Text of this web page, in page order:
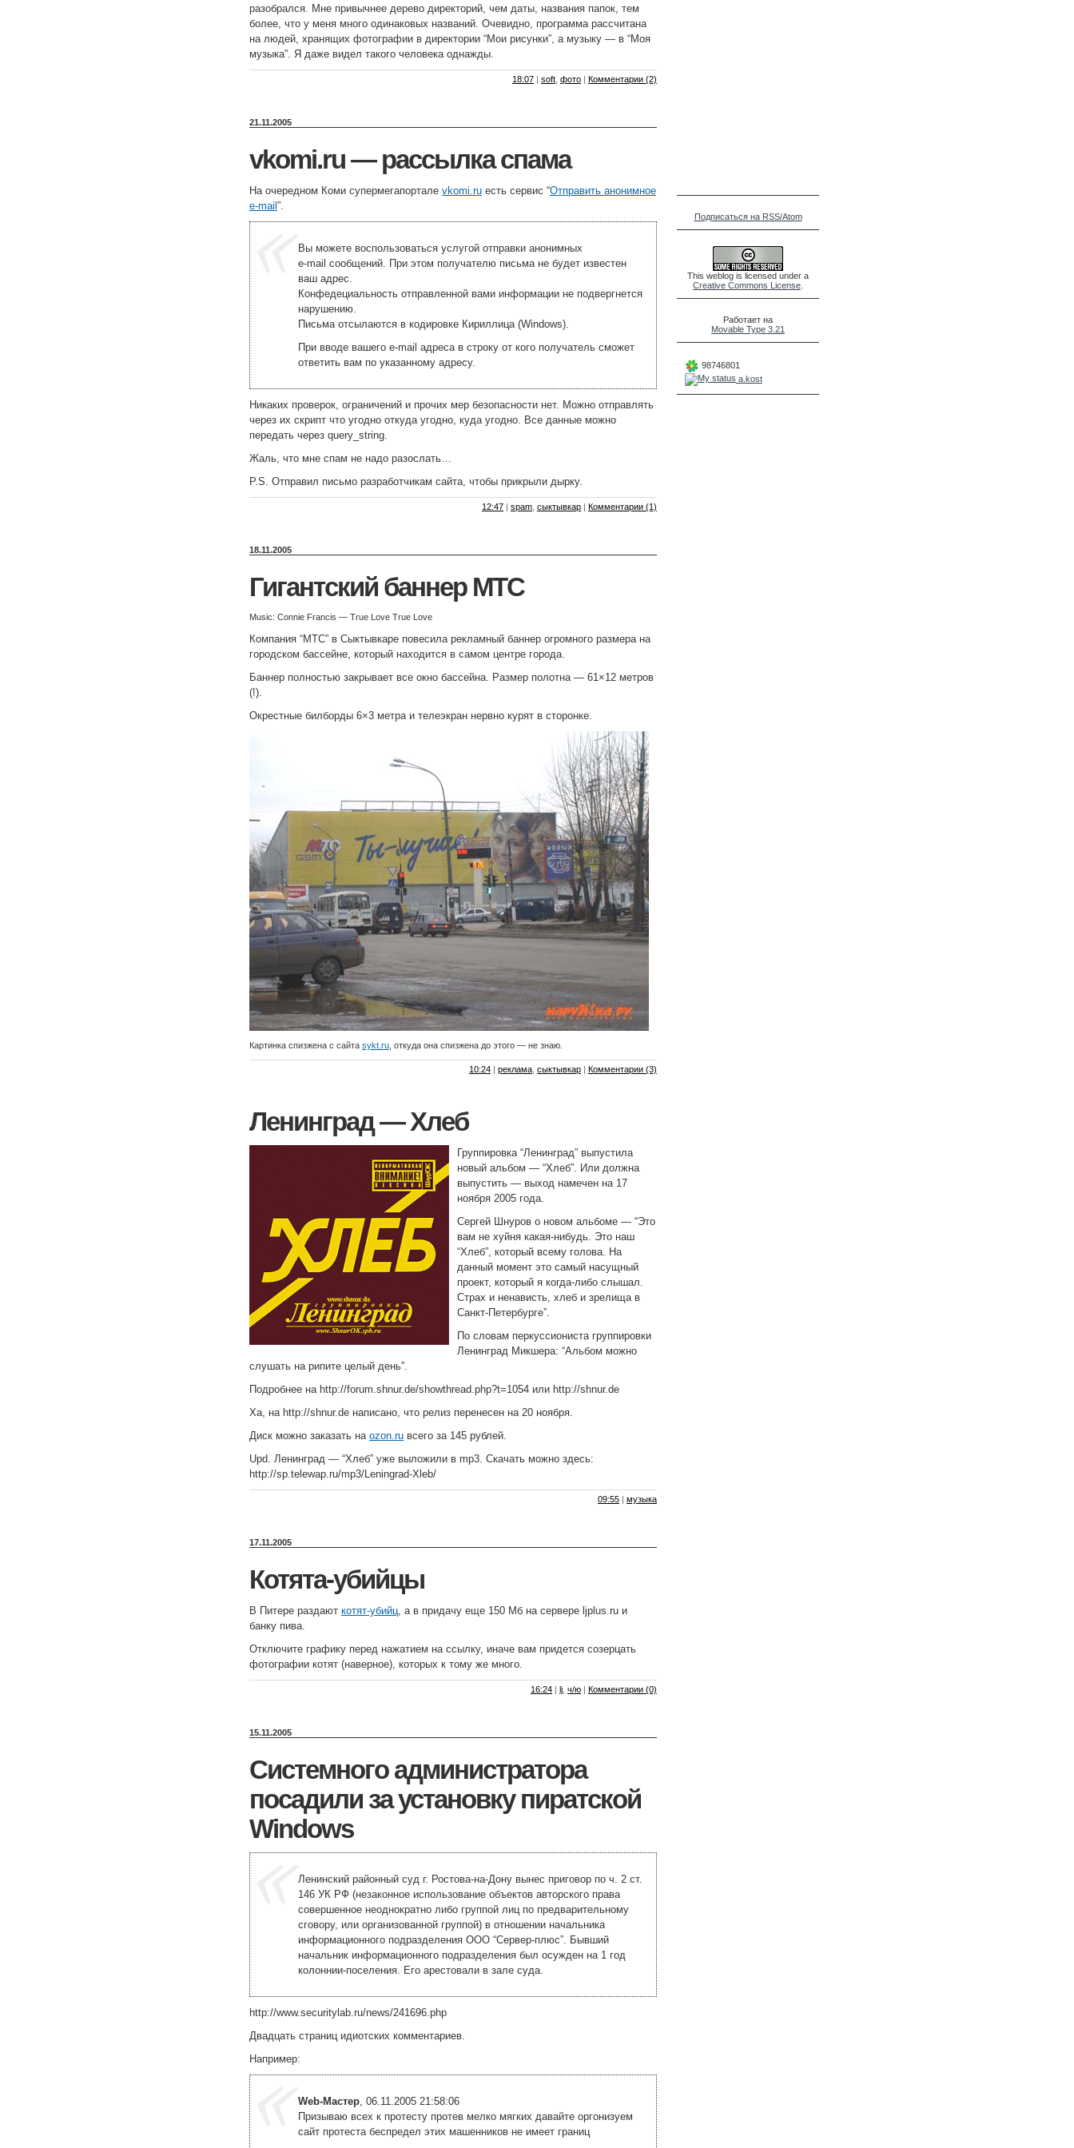
разобрался. Мне привычнее дерево директорий, чем даты, названия папок, тем
более, что у меня много одинаковых названий. Очевидно, программа рассчитана
на людей, хранящих фотографии в директории “Мои рисунки”, а музыку — в “Моя
музыка”. Я даже видел такого человека однажды.
18:07 | soft фото | Комментарии (2)
21.11.2005
vkomi.ru — рассылка спама
На очередном Коми супермегапортале vkomi.ru есть сервис “Отправить анонимное
e-mail ”.
Вы можете воспользоваться услугой отправки анонимных
e-mail сообщений. При этом получателю письма не будет известен
ваш адрес.
Конфедециальность отправленной вами информации не подвергнется
нарушению.
Письма отсылаются в кодировке Кириллица (Windows).
При вводе вашего e-mail адреса в строку от кого получатель сможет
ответить вам по указанному адресу.
Никаких проверок, ограничений и прочих мер безопасности нет. Можно отправлять
через их скрипт что угодно откуда угодно, куда угодно. Все данные можно
передать через query_string.
Жаль, что мне спам не надо разослать…
P.S. Отправил письмо разработчикам сайта, чтобы прикрыли дырку.
12:47 | spam сыктывкар | Комментарии (1)
18.11.2005
Гигантский баннер МТС
Music: Connie Francis — True Love True Love
Компания “МТС” в Сыктывкаре повесила рекламный баннер огромного размера на
городском бассейне, который находится в самом центре города.
Баннер полностью закрывает все окно бассейна. Размер полотна — 61×12 метров
(!).
Окрестные билборды 6×3 метра и телеэкран нервно курят в сторонке.
Картинка спизжена с сайта sykt.ru , откуда она спизжена до этого — не знаю.
10:24 | реклама сыктывкар | Комментарии (3)
Ленинград — Хлеб
Группировка “Ленинград” выпустила
новый альбом — “Хлеб”. Или должна
выпустить — выход намечен на 17
ноября 2005 года.
Сергей Шнуров о новом альбоме — “Это
вам не хуйня какая-нибудь. Это наш
“Хлеб”, который всему голова. На
данный момент это самый насущный
проект, который я когда-либо слышал.
Страх и ненависть, хлеб и зрелища в
Санкт-Петербурге”.
По словам перкуссиониста группировки
Ленинград Микшера: “Альбом можно
слушать на рипите целый день”.
Подробнее на http://forum.shnur.de/showthread.php?t=1054 или http://shnur.de
Ха, на http://shnur.de написано, что релиз перенесен на 20 ноября.
Диск можно заказать на ozon.ru всего за 145 рублей.
Upd. Ленинград — “Хлеб” уже выложили в mp3. Скачать можно здесь:
http://sp.telewap.ru/mp3/Leningrad-Xleb/
09:55 | музыка
17.11.2005
Котята-убийцы
В Питере раздают котят-убийц, а в придачу еще 150 Мб на сервере ljplus.ru и
банку пива.
Отключите графику перед нажатием на ссылку, иначе вам придется созерцать
фотографии котят (наверное), которых к тому же много.
16:24 | lj ч/ю | Комментарии (0)
15.11.2005
Системного администратора
посадили за установку пиратской
Windows
Ленинский районный суд г. Ростова-на-Дону вынес приговор по ч. 2 ст.
146 УК РФ (незаконное использование объектов авторского права
совершенное неоднократно либо группой лиц по предварительному
сговору, или организованной группой) в отношении начальника
информационного подразделения ООО “Сервер-плюс”. Бывший
начальник информационного подразделения был осужден на 1 год
колоннии-поселения. Его арестовали в зале суда.
http://www.securitylab.ru/news/241696.php
Двадцать страниц идиотских комментариев.
Например:
Web-Мастер, 06.11.2005 21:58:06
Призываю всех к протесту протев мелко мягких давайте оргонизуем
сайт протеста беспредел этих машенников не имеет границ
Подписаться на RSS/Atom
This weblog is licensed under a
Creative Commons License
Работает на
Movable Type 3.21
98746801
a.kost